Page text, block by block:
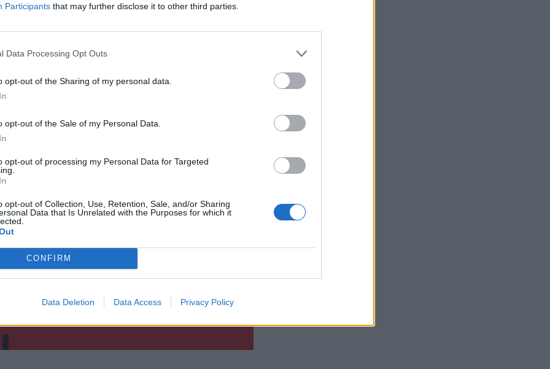
Participants that may further disclose it to other third parties.
Data Processing Opt Outs
opt-out of the Sharing of my personal data.
opt-out of the Sale of my Personal Data.
opt-out of processing my Personal Data for Targeted
opt-out of Collection, Use, Retention, Sale, and/or Sharing
Data that Is Unrelated with the Purposes for which it
CONFIRM
Data Deletion Data Access Privacy Policy
Google Newsκαι στο
μας στοYouTube
TAGS
του CRETALIVE
Κουνουπιών 2026–2028